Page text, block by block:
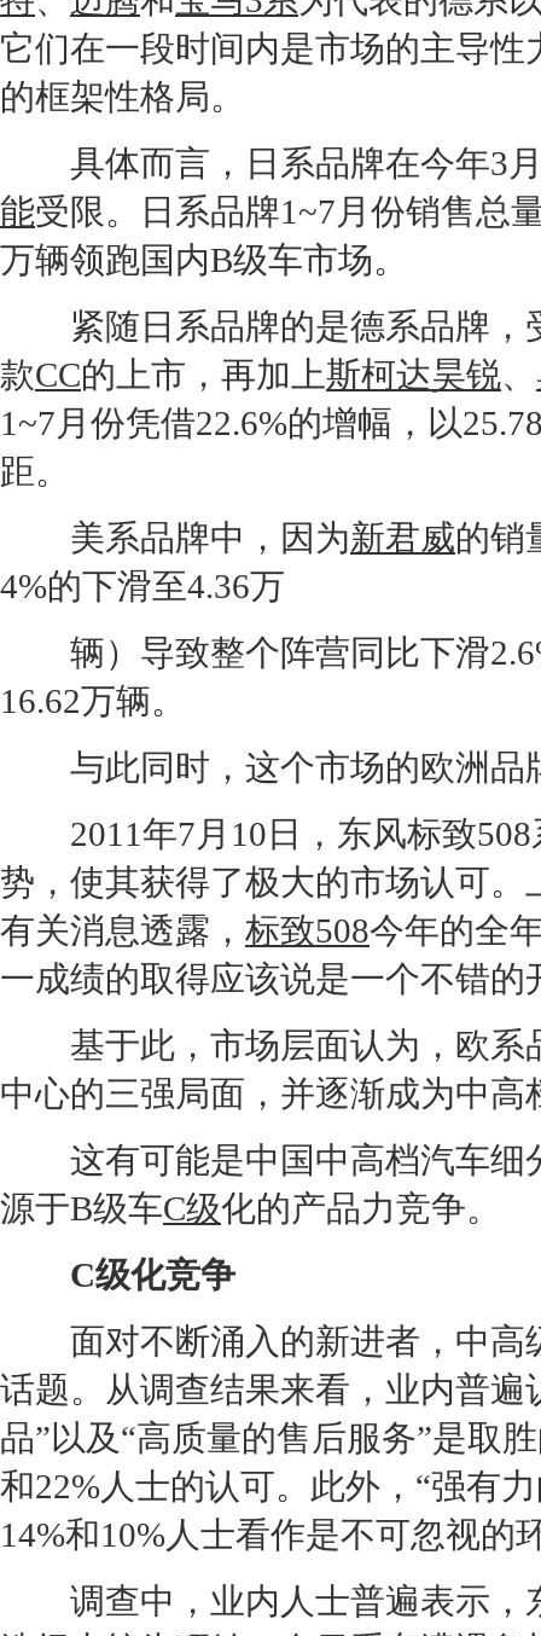
它们在一段时间内是市场的主导
的框架性格局。
具体而言，日系品牌在今年3月
能受限。日系品牌1~7月份销售总
万辆领跑国内B级车市场。
紧随日系品牌的是德系品牌，
款CC的上市，再加上斯柯达昊锐、
1~7月份凭借22.6%的增幅，以
距。
美系品牌中，因为新君威的销
4%的下滑至4.36万
辆）导致整个阵营同比下滑
16.62万辆。
与此同时，这个市场的欧洲品
2011年7月10日， 东风标致508
势，使其获得了极大的市场认可
有关消息透露， 标致508今年的全
一成绩的取得应该说是一个不错的
基于此，市场层面认为，欧系
中心的三强局面，并逐渐成为中
这有可能是中国中高档汽车细
源于B级车C级化的产品力竞争。
C级化竞争
面对不断涌入的新进者， 中高
话题。从调查结果来看，业内普遍
品”以及“高质量的售后服务”是取
和22%人士的认可。此外，“强有
14%和10%人士看作是不可忽视的
调查中，业内人士普遍表示，